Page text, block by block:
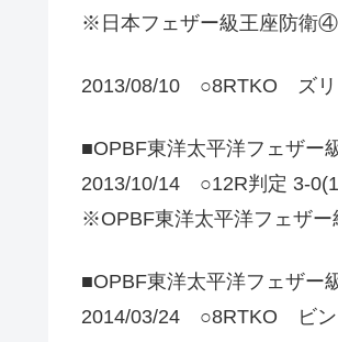
※日本フェザー級王座防衛
2013/08/10 ○8RTKO ズリ
■OPBF東洋太平洋フェザー
2013/10/14 ○12R判定 3-
※OPBF東洋太平洋フェザー
■OPBF東洋太平洋フェザー
2014/03/24 ○8RTKO ビン